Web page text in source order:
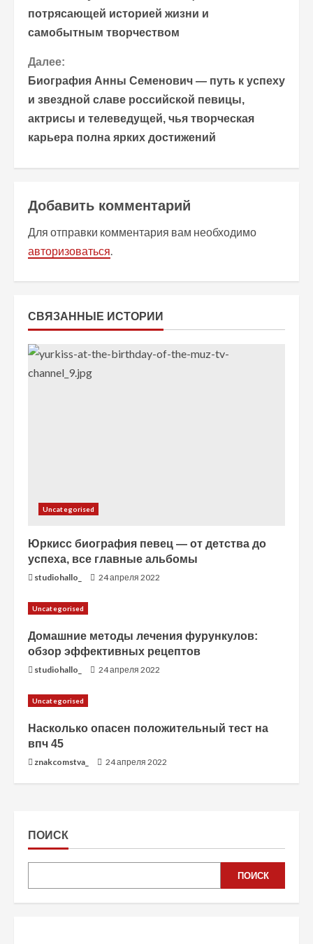
р
о
д
о
л
т
ь
е
н
потрясающей историей жизни и
самобытным творчеством
Далее:
Биография Анны Семенович — путь к успеху
и звездной славе российской певицы,
актрисы и телеведущей, чья творческая
карьера полна ярких достижений
Добавить комментарий
Для отправки комментария вам необходимо
авторизоваться.
СВЯЗАННЫЕ ИСТОРИИ
Uncategorised
Юркисс биография певец — от детства до
успеха, все главные альбомы
studiohallo_ 24 апреля 2022
Uncategorised
Домашние методы лечения фурункулов:
обзор эффективных рецептов
studiohallo_ 24 апреля 2022
Uncategorised
Насколько опасен положительный тест на
впч 45
znakcomstva_ 24 апреля 2022
ПОИСК
ПОИСК